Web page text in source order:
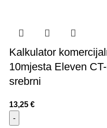
Kalkulator
10mjesta Eleven
srebrni
13,25 €